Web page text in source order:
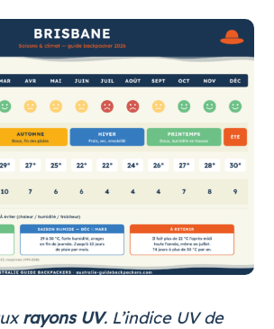
rayons UV. L’indice UV de